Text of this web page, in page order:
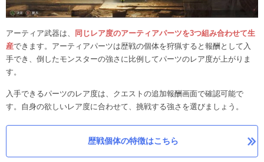
アーティア武器は、
同じレア度のアーティアパーツを3つ組み合わせて生
産できます。アーティアパーツは歴戦の個体を狩猟すると報酬として入
手でき、倒したモンスターの強さに比例してパーツのレア度が上がりま
す。
入手できるパーツのレア度は、クエストの追加報酬画面で確認可能で
す。自身の欲しいレア度に合わせて、挑戦する強さを選びましょう。
歴戦個体の特徴はこちら